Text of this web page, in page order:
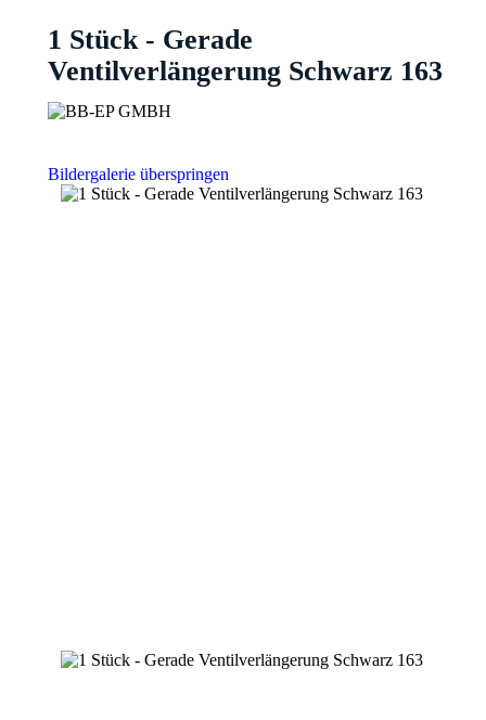
1 Stück - Gerade
Ventilverlängerung Schwarz 163
Bildergalerie überspringen